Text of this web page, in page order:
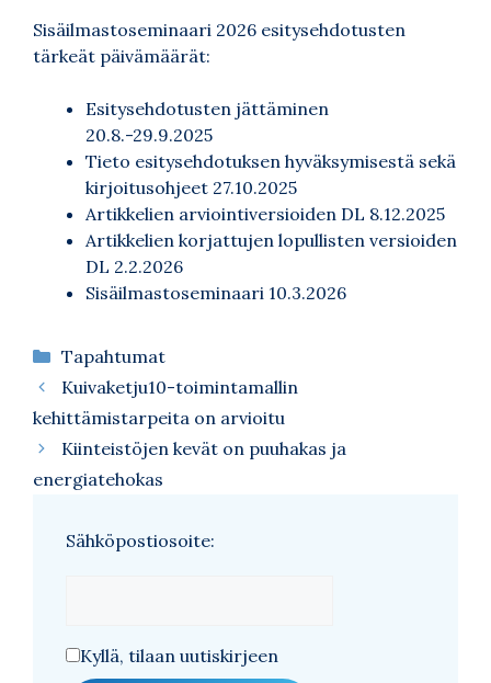
Sisäilmastoseminaari 2026 esitysehdotusten
tärkeät päivämäärät:
Esitysehdotusten jättäminen
20.8.-29.9.2025
Tieto esitysehdotuksen hyväksymisestä sekä
kirjoitusohjeet 27.10.2025
Artikkelien arviointiversioiden DL 8.12.2025
Artikkelien korjattujen lopullisten versioiden
DL 2.2.2026
Sisäilmastoseminaari 10.3.2026
Kategoriat
Tapahtumat
Kuivaketju10-toimintamallin
kehittämistarpeita on arvioitu
Kiinteistöjen kevät on puuhakas ja
energiatehokas
Sähköpostiosoite:
Kyllä, tilaan uutiskirjeen